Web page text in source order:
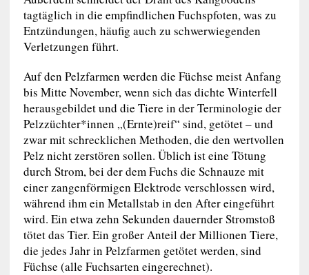
tagtäglich in die empfindlichen Fuchspfoten, was zu
Entzündungen, häufig auch zu schwerwiegenden
Verletzungen führt.
Auf den Pelzfarmen werden die Füchse meist Anfang
bis Mitte November, wenn sich das dichte Winterfell
herausgebildet und die Tiere in der Terminologie der
Pelzzüchter*innen „(Ernte)reif“ sind, getötet – und
zwar mit schrecklichen Methoden, die den wertvollen
Pelz nicht zerstören sollen. Üblich ist eine Tötung
durch Strom, bei der dem Fuchs die Schnauze mit
einer zangenförmigen Elektrode verschlossen wird,
während ihm ein Metallstab in den After eingeführt
wird. Ein etwa zehn Sekunden dauernder Stromstoß
tötet das Tier. Ein großer Anteil der Millionen Tiere,
die jedes Jahr in Pelzfarmen getötet werden, sind
Füchse (alle Fuchsarten eingerechnet).